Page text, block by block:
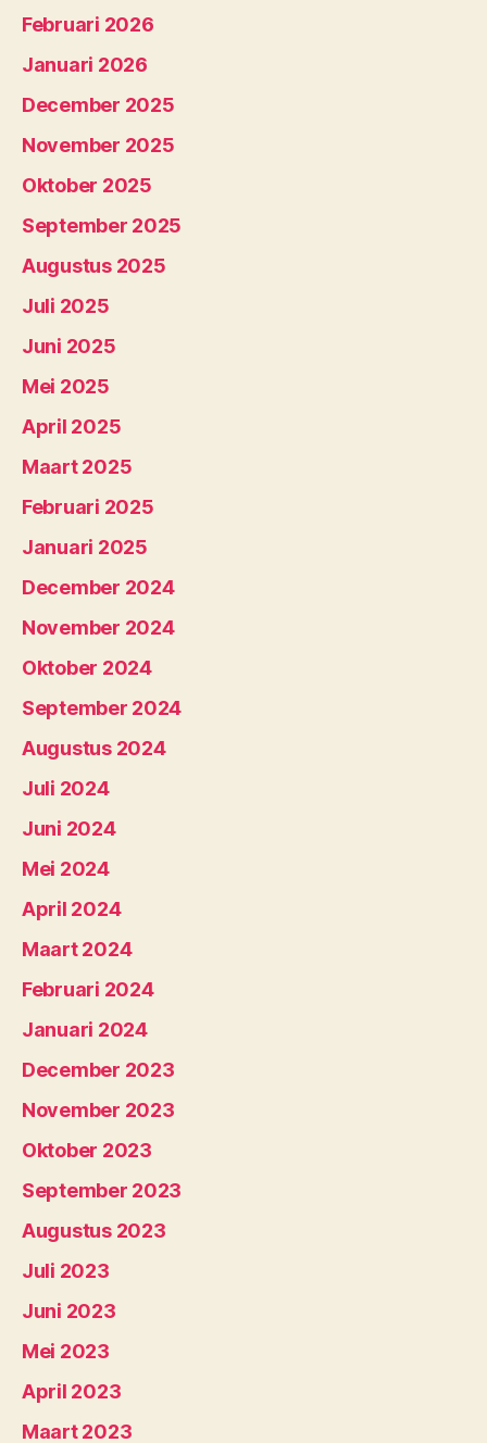
Februari 2026
Januari 2026
December 2025
November 2025
Oktober 2025
September 2025
Augustus 2025
Juli 2025
Juni 2025
Mei 2025
April 2025
Maart 2025
Februari 2025
Januari 2025
December 2024
November 2024
Oktober 2024
September 2024
Augustus 2024
Juli 2024
Juni 2024
Mei 2024
April 2024
Maart 2024
Februari 2024
Januari 2024
December 2023
November 2023
Oktober 2023
September 2023
Augustus 2023
Juli 2023
Juni 2023
Mei 2023
April 2023
Maart 2023